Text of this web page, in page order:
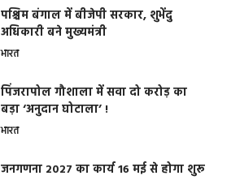
पश्चिम बंगाल में बीजेपी सरकार, शुभेंदु
अधिकारी बने मुख्यमंत्री
भारत
​पिंजरापोल गौशाला में सवा दो करोड़ का
बड़ा ‘अनुदान घोटाला’ !
भारत
जनगणना 2027 का कार्य 16 मई से होगा शुरू